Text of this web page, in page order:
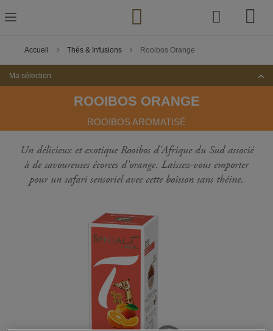
to
Content
Accueil Thés & Infusions Rooibos Orange
Ma sélection
ROOIBOS ORANGE
ROOIBOS AROMATISÉ
Un délicieux et exotique Rooibos d'Afrique du Sud associé
à de savoureuses écorces d'orange. Laissez-vous emporter
pour un safari sensoriel avec cette boisson sans théine.